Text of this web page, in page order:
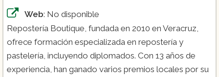
Web: No disponible
Repostería Boutique, fundada en 2010 en Veracruz,
ofrece formación especializada en repostería y
pastelería, incluyendo diplomados. Con 13 años de
experiencia, han ganado varios premios locales por su